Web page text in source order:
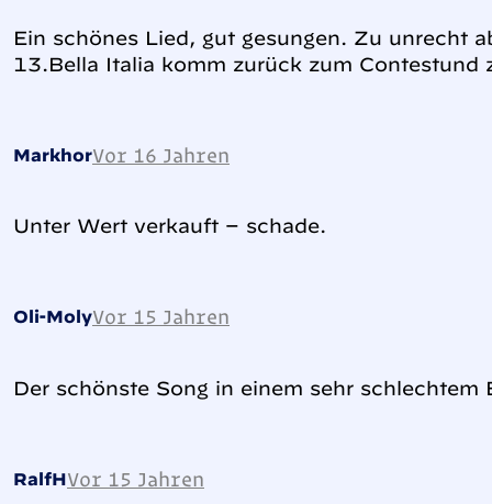
Ein schönes Lied, gut gesungen. Zu unrecht
13.Bella Italia komm zurück zum Contestund
MarkhorVor 16 Jahren
Unter Wert verkauft – schade.
Oli-MolyVor 15 Jahren
Der schönste Song in einem sehr schlechtem
RalfHVor 15 Jahren